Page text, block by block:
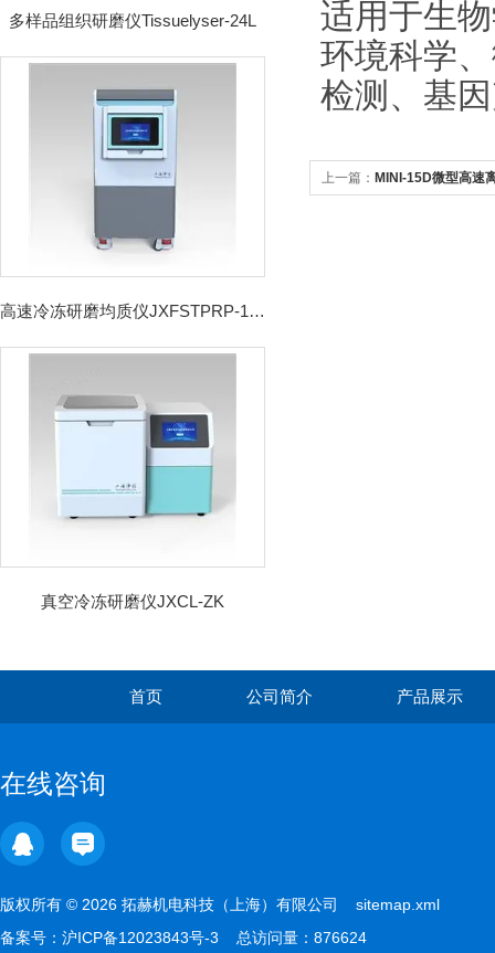
多样品组织研磨仪Tissuelyser-24L
高速冷冻研磨均质仪JXFSTPRP-192CL
真空冷冻研磨仪JXCL-ZK
适用于生
环境科学
检测、基
上一篇： MINI-15D微型高速
首页 公司简介 产品展示
在线咨询
版权所有 © 2026 拓赫机电科技（上海）有限公司 sitemap.xml
备案号： 沪ICP备12023843号-3 总访问量：876624